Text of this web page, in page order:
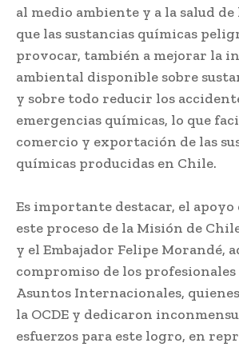
al medio ambiente y a la salud de
que las sustancias químicas
provocar, también a mejorar la
ambiental disponible sobre
y sobre todo reducir los
emergencias químicas, lo que
comercio y exportación de las
químicas producidas en Chile.
Es importante destacar, el
este proceso de la Misión de
y el Embajador Felipe Morandé,
compromiso de los profesionales
Asuntos Internacionales,
la OCDE y dedicaron
esfuerzos para este logro, en